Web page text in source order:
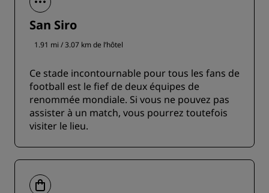
San Siro
1.91 mi / 3.07 km de l’hôtel
Ce stade incontournable pour tous les fans de
football est le fief de deux équipes de
renommée mondiale. Si vous ne pouvez pas
assister à un match, vous pourrez toutefois
visiter le lieu.